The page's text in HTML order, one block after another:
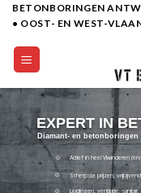
Skip
content
BETONBORINGEN
• OOST- EN WEST-
EXPERT IN
Diamant- en
Actief in heel Vlaanderen
Scherpste prijzen,
Leidingen, ventilatie,